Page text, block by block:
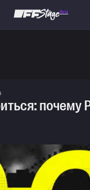
Beta
почему